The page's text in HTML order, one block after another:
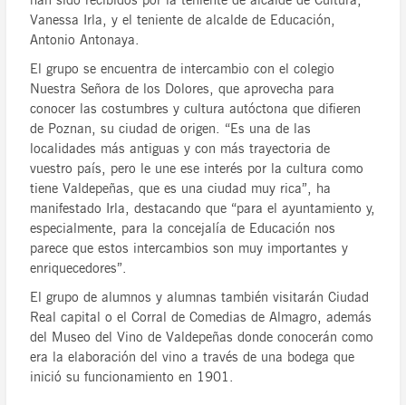
Vanessa Irla, y el teniente de alcalde de Educación,
Antonio Antonaya.
El grupo se encuentra de intercambio con el colegio
Nuestra Señora de los Dolores, que aprovecha para
conocer las costumbres y cultura autóctona que difieren
de Poznan, su ciudad de origen. “Es una de las
localidades más antiguas y con más trayectoria de
vuestro país, pero le une ese interés por la cultura como
tiene Valdepeñas, que es una ciudad muy rica”, ha
manifestado Irla, destacando que “para el ayuntamiento y,
especialmente, para la concejalía de Educación nos
parece que estos intercambios son muy importantes y
enriquecedores”.
El grupo de alumnos y alumnas también visitarán Ciudad
Real capital o el Corral de Comedias de Almagro, además
del Museo del Vino de Valdepeñas donde conocerán como
era la elaboración del vino a través de una bodega que
inició su funcionamiento en 1901.